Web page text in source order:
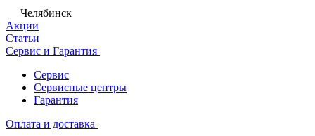
Челябинск
Акции
Статьи
Сервис и Гарантия
Сервис
Сервисные центры
Гарантия
Оплата и доставка